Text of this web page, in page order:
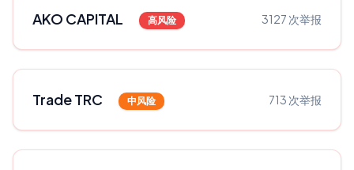
AKO CAPITAL 高风险 3127 次举报
Trade TRC 中风险 713 次举报